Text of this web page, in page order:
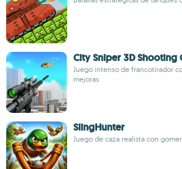
City Sniper 3D Shooting
Juego intenso de francotirador
mejoras
SlingHunter
Juego de caza realista con